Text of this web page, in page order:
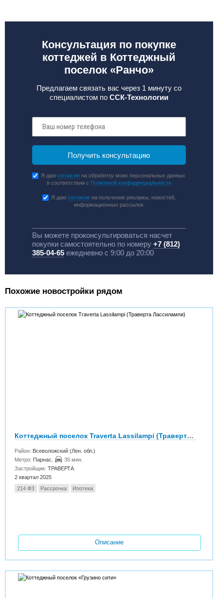
Консультация по покупке
коттеджей в Коттеджный
поселок «Ранчо»
Предлагаем связать вас через 1 минуту со
специалистом по ССК-Технологии
Я даюсогласие на обработку моих персональных данных
в соответствии с Политикой конфиденциальности
Я даю согласиена получение рекламы, новостей,
информационных рассылок
Вы можете проконсультироваться насчет
покупки самостоятельно по номеру +7 (812)
385-04-65ежедневно с 9:00 до 20:00
Похожие новостройки рядом
Коттеджный поселок Traverta Lassilampi (Траверта Лассилампи)
Район: Всеволожский (Лен. обл.)
Метро: Парнас
35 мин.
Застройщик:ТРАВЕРТА
2 квартал 2025
214 ФЗ
Рассрочка Ипотека
Описание